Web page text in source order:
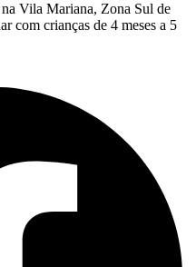
Vila Mariana, Zona Sul de
com crianças de 4 meses a 5